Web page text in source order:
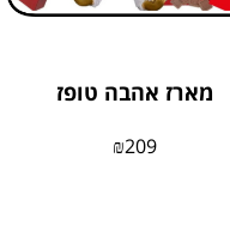
מארז אהבה טופז
₪209